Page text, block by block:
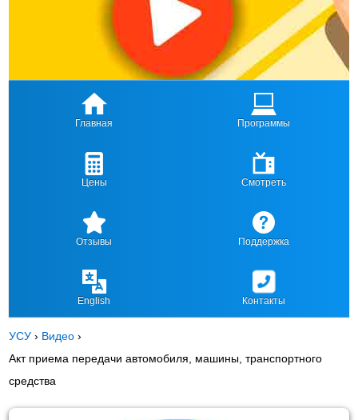
Главная Программы
Цены Смотреть
Отзывы Поддержка
English Контакты
УСУ › Видео ›
Акт приема передачи автомобиля, машины, транспортного
средства